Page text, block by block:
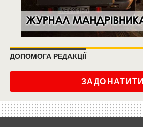
ДОПОМОГА РЕДАКЦІЇ
ЗАДОНАТИТИ